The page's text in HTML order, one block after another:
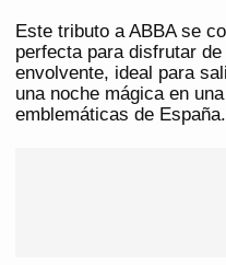
Este tributo a ABBA se
perfecta para disfrutar
envolvente, ideal para
una noche mágica en
emblemáticas de España.